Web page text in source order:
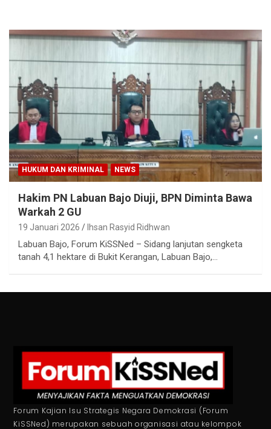
HUKUM DAN KRIMINAL NEWS
Hakim PN Labuan Bajo Diuji, BPN Diminta Bawa
Warkah 2 GU
19 Januari 2026 Ihsan Rasyid Ridhwan
Labuan Bajo, Forum KiSSNed – Sidang lanjutan sengketa
tanah 4,1 hektare di Bukit Kerangan, Labuan Bajo,…
Forum Kajian Isu Strategis Negara Demokrasi (Forum
KiSSNed) merupakan sebuah organisasi atau kelompok